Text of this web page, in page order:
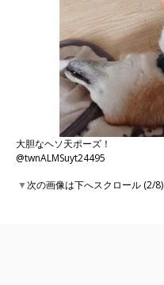
大胆なヘソ天ポーズ！
@twnALMSuyt24495
▼次の画像は下へスクロール (2/8)